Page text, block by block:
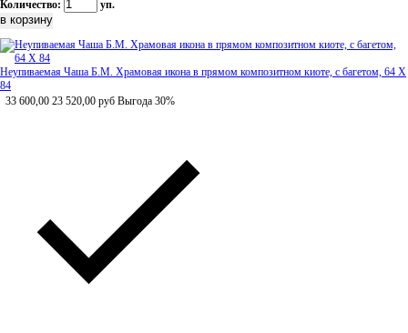
Количество: уп.
Неупиваемая Чаша Б.М. Храмовая икона в прямом композитном киоте, с багетом, 64 Х
84
33 600,00 23 520,00 руб Выгода 30%